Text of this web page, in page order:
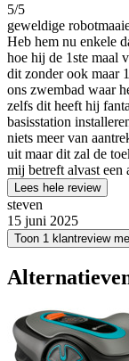
5/5
geweldige
Heb hem nu enkele
hoe hij de 1ste maal
dit zonder ook maar
ons zwembad waar
zelfs dit heeft hij
basisstation
niets meer van
uit maar dit zal de
mij betreft alvast een
Lees hele review
steven
15 juni 2025
Toon 1 klantreview